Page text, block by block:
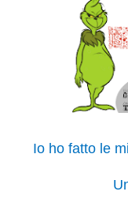
Io ho fatto le